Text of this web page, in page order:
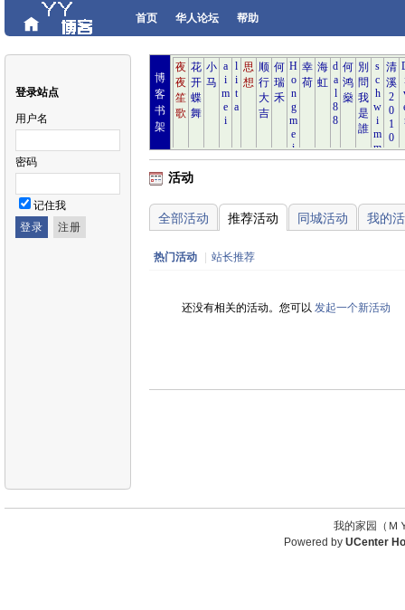
首页 华人论坛 帮助
登录站点
用户名
密码
记住我
博
客
书
架
活动
全部活动 推荐活动 同城活动 我的
热门活动 站长推荐
还没有相关的活动。您可以 发起一个新活动
我的家园（
Powered by UCenter